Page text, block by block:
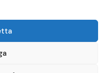
ROMPIETTI SR WEB